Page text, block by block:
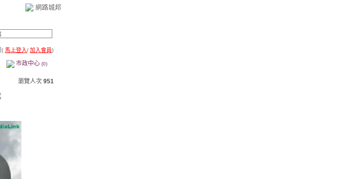
網路城邦
( 馬上登入/ 加入會員)
市政中心 (0)
瀏覽人次 951